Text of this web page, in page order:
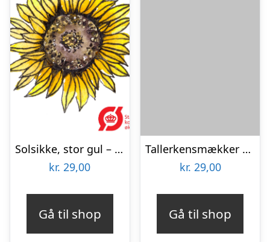
Solsikke, stor gul – frø (øko)
kr. 29,00
Gå til shop
Tallerkensmækker – frø (øko)
kr. 29,00
Gå til shop